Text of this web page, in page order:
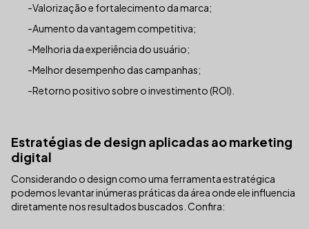
-Valorização e fortalecimento da marca;
-Aumento da vantagem competitiva;
-Melhoria da experiência do usuário;
-Melhor desempenho das campanhas;
-Retorno positivo sobre o investimento (ROI).
Estratégias de design aplicadas ao marketing
digital
Considerando o design como uma ferramenta estratégica
podemos levantar inúmeras práticas da área onde ele influencia
diretamente nos resultados buscados. Confira: